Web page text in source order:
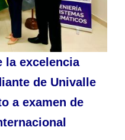
la excelencia
de Univalle
a examen de